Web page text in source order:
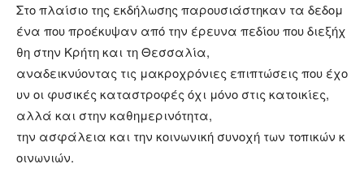
Στο πλαίσιο της εκδήλωσης παρουσιάστηκαν τα δεδομ
ένα που προέκυψαν από την έρευνα πεδίου που διεξήχ
θη στην Κρήτη και τη Θεσσαλία,
αναδεικνύοντας τις μακροχρόνιες επιπτώσεις που έχο
υν οι φυσικές καταστροφές όχι μόνο στις κατοικίες,
αλλά και στην καθημερινότητα,
την ασφάλεια και την κοινωνική συνοχή των τοπικών κ
οινωνιών.